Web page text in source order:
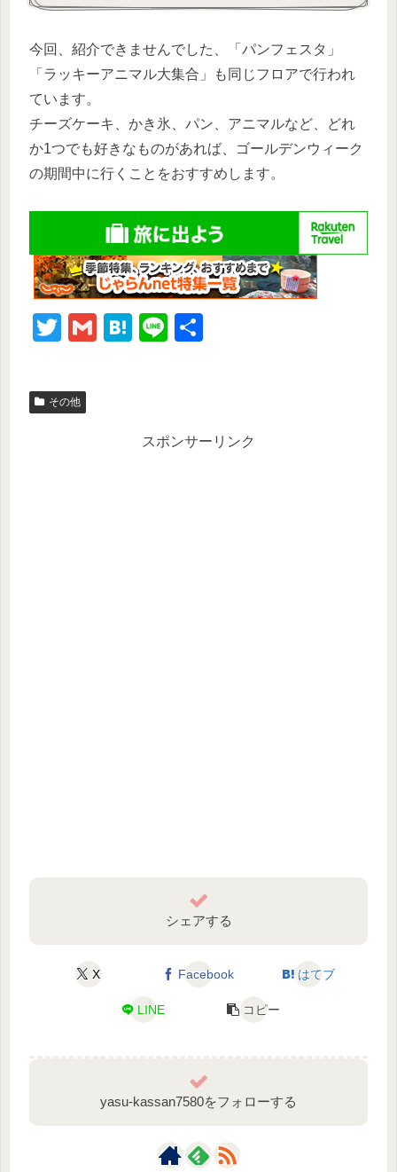
今回、紹介できませんでした、「パンフェスタ」
「ラッキーアニマル大集合」も同じフロアで行われ
ています。
チーズケーキ、かき氷、パン、アニマルなど、どれ
か1つでも好きなものがあれば、ゴールデンウィーク
の期間中に行くことをおすすめします。
T
tt
er
G
H
a
Li
その他
スポンサーリンク
シェアする
X Facebook はてブ
LINE コピー
yasu-kassan7580をフォローする